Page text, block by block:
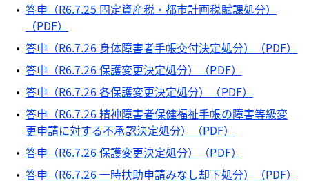
答申（R6.7.25 固定資産税・都市計画税賦課処分）
（PDF）
答申（R6.7.26 身体障害者手帳交付決定処分）（PDF）
答申（R6.7.26 保護変更決定処分）（PDF）
答申（R6.7.26 各保護変更決定処分）（PDF）
答申（R6.7.26 精神障害者保健福祉手帳の障害等級変
更申請に対する不承認決定処分）（PDF）
答申（R6.7.26 保護変更決定処分）（PDF）
答申（R6.7.26 一時扶助申請みなし却下処分）（PDF）